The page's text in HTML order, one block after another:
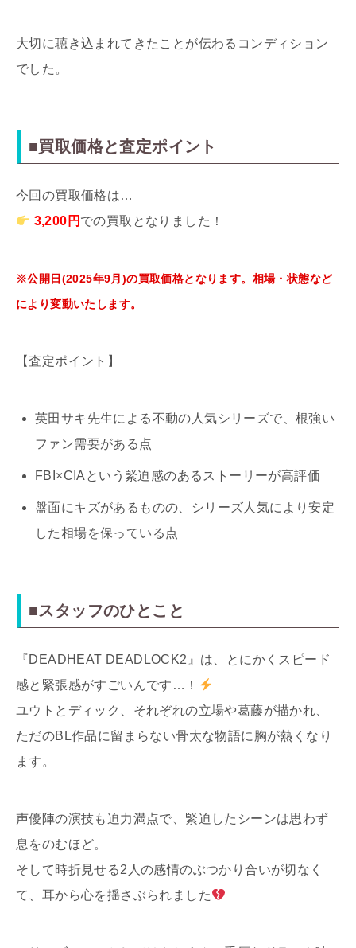
大切に聴き込まれてきたことが伝わるコンディション
でした。
■買取価格と査定ポイント
今回の買取価格は…
3,200円 での買取となりました！
※公開日(2025年9月)の買取価格となります。相場・状態など
により変動いたします。
【査定ポイント】
英田サキ先生による不動の人気シリーズで、根強い
ファン需要がある点
FBI×CIAという緊迫感のあるストーリーが高評価
盤面にキズがあるものの、シリーズ人気により安定
した相場を保っている点
■スタッフのひとこと
『DEADHEAT DEADLOCK2』は、とにかくスピード
感と緊張感がすごいんです…！
ユウトとディック、それぞれの立場や葛藤が描かれ、
ただのBL作品に留まらない骨太な物語に胸が熱くなり
ます。
声優陣の演技も迫力満点で、緊迫したシーンは思わず
息をのむほど。
そして時折見せる2人の感情のぶつかり合いが切なく
て、耳から心を揺さぶられました